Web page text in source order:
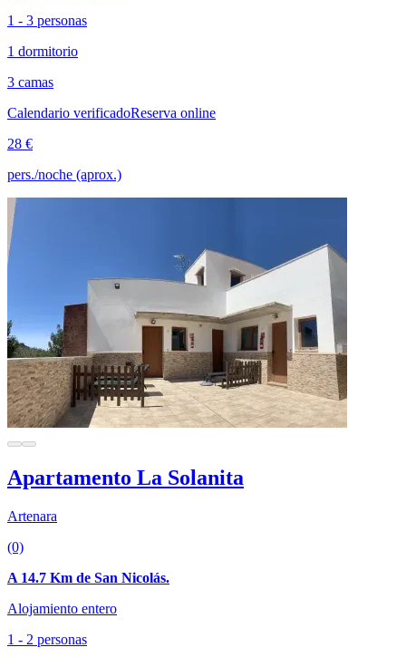
1 - 3 personas
1 dormitorio
3 camas
Calendario verificadoReserva online
28 €
pers./noche (aprox.)
Apartamento La Solanita
Artenara
(0)
A 14.7 Km de San Nicolás.
Alojamiento entero
1 - 2 personas